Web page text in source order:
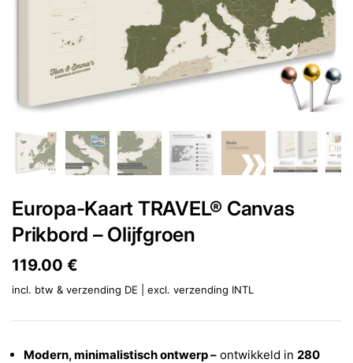
Europa-Kaart TRAVEL® Canvas
Prikbord – Olijfgroen
Prijs:
119.00 €
incl. btw & verzending DE | excl. verzending INTL
Modern, minimalistisch ontwerp – ontwikkeld in 280